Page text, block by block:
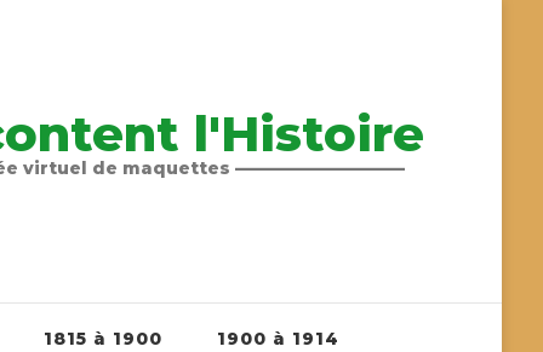
l'Histoire
virtuel de maquettes ——————————
1815 à 1900 1900 à 1914